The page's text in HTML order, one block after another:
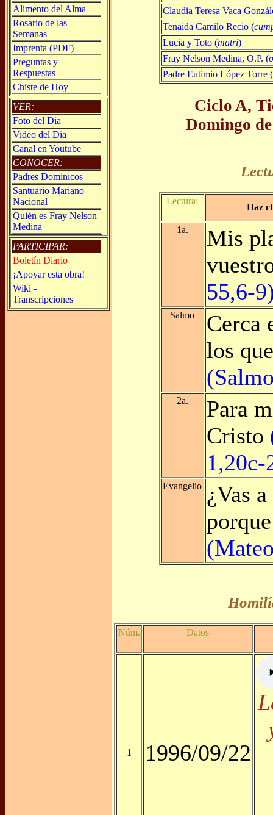
Alimento del Alma
Rosario de las
Semanas
Imprenta (PDF)
Preguntas y
Respuestas
Chiste de Hoy
VER:
Foto del Dia
Video del Dia
Canal en Youtube
CONOCER:
Padres Dominicos
Santuario Mariano
Nacional
Quién es Fray Nelson
Medina
PARTICIPAR:
Boletín Diario
¡Apoyar esta obra!
Wiki -
Transcripciones
Claudia Teresa Vaca
Tenaida Camilo Recio (
Lucia y Toto (matri)
Fray Nelson Medina, O.P. (
Padre Eutimio López Torre (
Ciclo A,
Domingo
Lectura:
Haz
1a.
Mis
55,6-
Salmo
Cerca
los
2a.
Para
Cristo
1,20c-
Evangelio ¿Vas
Núm. Datos
1 1996/09/22